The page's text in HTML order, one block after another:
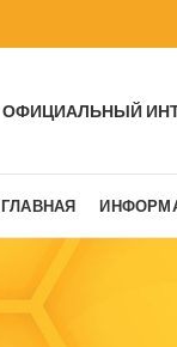
ОФИЦИАЛЬНЫЙ
ГЛАВНАЯ